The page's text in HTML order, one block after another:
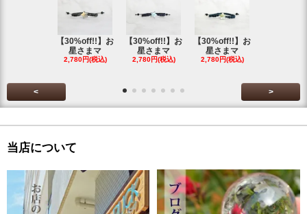
【30%off!!】お
星さまマ
2,780円(税込)
【30%off!!】お
星さまマ
2,780円(税込)
【30%off!!】お
星さまマ
2,780円(税込)
< >
当店について